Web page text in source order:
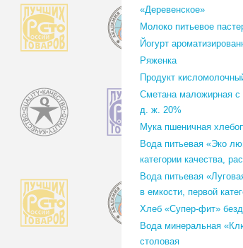
«Деревенское»
Молоко питьевое
Йогурт
Ряженка
Продукт
Сметана маложирная с
д. ж. 20%
Мука пшеничная
Вода питьевая «Эко
категории качества,
Вода питьевая
в емкости, первой
Хлеб «Супер-фит»
Вода минеральная
столовая